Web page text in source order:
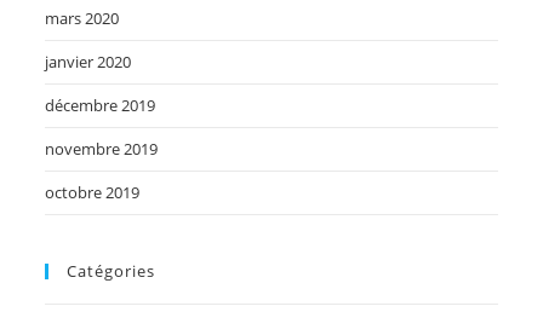
mars 2020
janvier 2020
décembre 2019
novembre 2019
octobre 2019
Catégories